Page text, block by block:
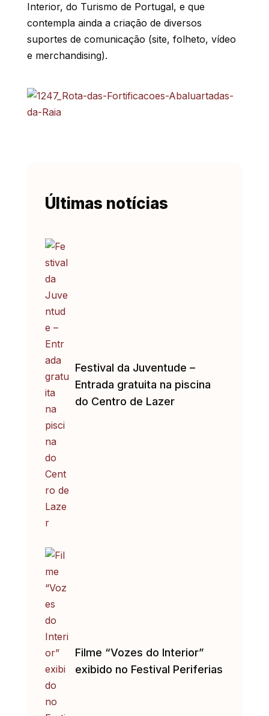
Interior, do Turismo de Portugal, e que
contempla ainda a criação de diversos
suportes de comunicação (site, folheto, vídeo
e merchandising).
Últimas notícias
Festival da Juventude –
Entrada gratuita na piscina
do Centro de Lazer
Filme “Vozes do Interior”
exibido no Festival Periferias